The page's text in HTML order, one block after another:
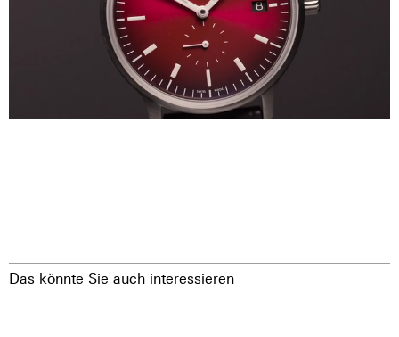
Das könnte Sie auch interessieren